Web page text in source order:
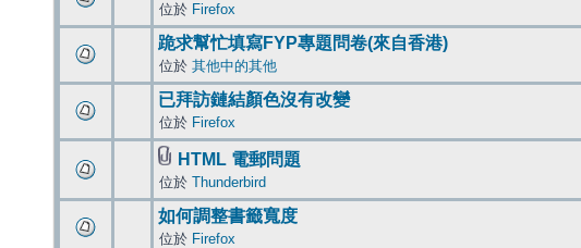
位於 Firefox
跪求幫忙填寫FYP專題問卷(來自香港)
位於 其他中的其他
已拜訪鏈結顏色沒有改變
位於 Firefox
HTML 電郵問題
位於 Thunderbird
如何調整書籤寬度
位於 Firefox